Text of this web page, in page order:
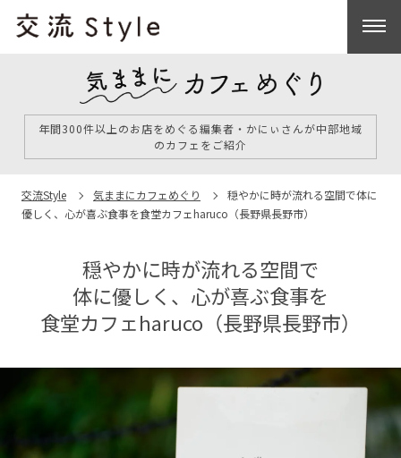
年間300件以上のお店をめぐる編集者・かにぃさんが中部地域
のカフェをご紹介
交流Style 気ままにカフェめぐり 穏やかに時が流れる空間で体に
優しく、心が喜ぶ食事を食堂カフェharuco（長野県長野市）
穏やかに時が流れる空間で
体に優しく、心が喜ぶ食事を
食堂カフェharuco（長野県長野市）